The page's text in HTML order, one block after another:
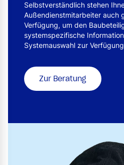
Selbstverständlich stehen
Außendienstmitarbeiter auch
Verfügung, um den
systemspezifische
Systemauswahl zur
Zur Beratung